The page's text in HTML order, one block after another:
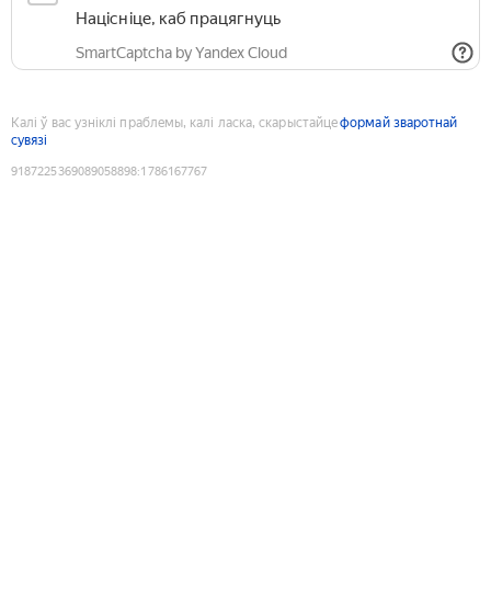
Націсніце, каб працягнуць
SmartCaptcha by Yandex Cloud
Калі ў вас узніклі праблемы, калі ласка, скарыстайцеформай зваротнай
сувязі
9187225369089058898:1786167767